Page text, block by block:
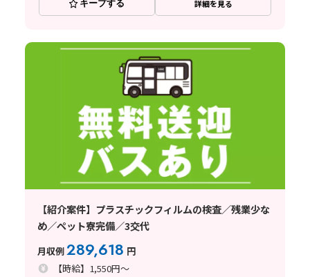
キープする 詳細を見る
【紹介案件】プラスチックフィルムの検査／残業少な
め／ペット寮完備／3交代
月収例289,618 円
【時給】1,550円～